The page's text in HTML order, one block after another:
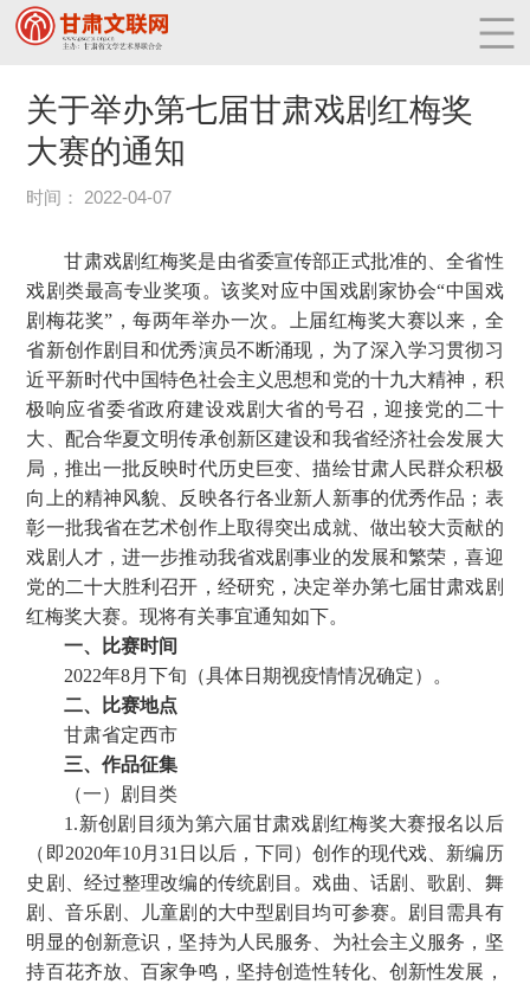
关于举办第七届甘肃戏剧红梅奖
大赛的通知
时间： 2022-04-07
甘肃戏剧红梅奖是由省委宣传部正式批准的、全省性
戏剧类最高专业奖项。该奖对应中国戏剧家协会“中国戏
剧梅花奖”，每两年举办一次。上届红梅奖大赛以来，全
省新创作剧目和优秀演员不断涌现，为了深入学习贯彻习
近平新时代中国特色社会主义思想和党的十九大精神，积
极响应省委省政府建设戏剧大省的号召，迎接党的二十
大、配合华夏文明传承创新区建设和我省经济社会发展大
局，推出一批反映时代历史巨变、描绘甘肃人民群众积极
向上的精神风貌、反映各行各业新人新事的优秀作品；表
彰一批我省在艺术创作上取得突出成就、做出较大贡献的
戏剧人才，进一步推动我省戏剧事业的发展和繁荣，喜迎
党的二十大胜利召开，经研究，决定举办第七届甘肃戏剧
红梅奖大赛。现将有关事宜通知如下。
一、比赛时间
2022年8月下旬（具体日期视疫情情况确定）。
二、比赛地点
甘肃省定西市
三、作品征集
（一）剧目类
1.新创剧目须为第六届甘肃戏剧红梅奖大赛报名以后
（即2020年10月31日以后，下同）创作的现代戏、新编历
史剧、经过整理改编的传统剧目。戏曲、话剧、歌剧、舞
剧、音乐剧、儿童剧的大中型剧目均可参赛。剧目需具有
明显的创新意识，坚持为人民服务、为社会主义服务，坚
持百花齐放、百家争鸣，坚持创造性转化、创新性发展，